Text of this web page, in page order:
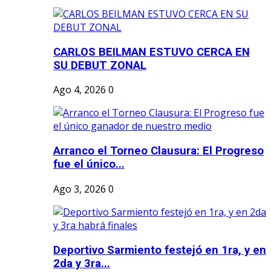
CARLOS BEILMAN ESTUVO CERCA EN
SU DEBUT ZONAL
Ago 4, 2026 0
Arranco el Torneo Clausura: El Progreso
fue el único...
Ago 3, 2026 0
Deportivo Sarmiento festejó en 1ra, y en
2da y 3ra...